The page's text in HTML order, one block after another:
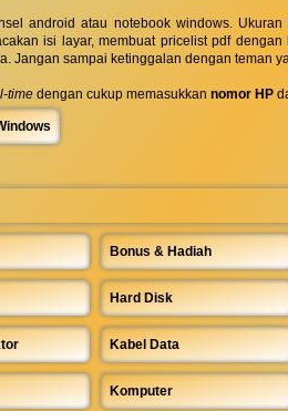
android atau notebook windows.
isi layar, membuat pricelist pdf
Jangan sampai ketinggalan dengan teman
time dengan cukup memasukkan nomor HP
Bonus & Hadiah
Hard Disk
Kabel Data
Komputer